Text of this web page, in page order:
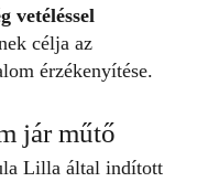
vetéléssel
célja az
érzékenyítése.
jár műtő
Lilla által indított